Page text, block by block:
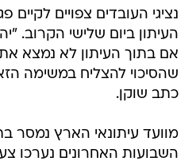
נציגי העובדים צפויים
העיתון ביום שלישי הקרוב.
אם בתוך העיתון לא נמצא
שהסיכוי להצליח במשימה
כתב שוקן.
מוועד עיתונאי הארץ נמסר
השבועות האחרונים נערכו